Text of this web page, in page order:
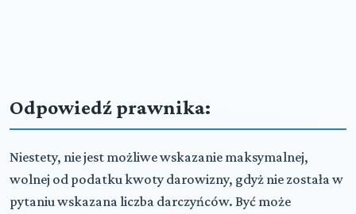
Odpowiedź prawnika:
Niestety, nie jest możliwe wskazanie maksymalnej,
wolnej od podatku kwoty darowizny, gdyż nie została w
pytaniu wskazana liczba darczyńców. Być może